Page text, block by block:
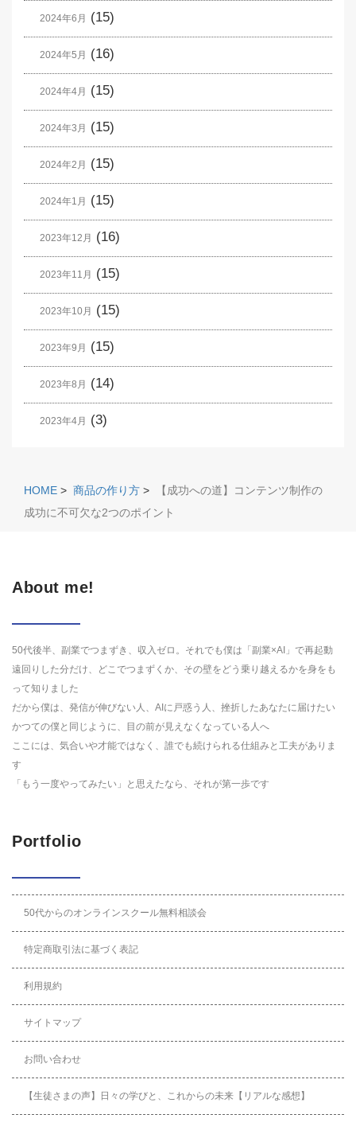
2024年6月 (15)
2024年5月 (16)
2024年4月 (15)
2024年3月 (15)
2024年2月 (15)
2024年1月 (15)
2023年12月 (16)
2023年11月 (15)
2023年10月 (15)
2023年9月 (15)
2023年8月 (14)
2023年4月 (3)
HOME > 商品の作り方 >
【成功への道】コンテンツ制作の
成功に不可欠な2つのポイント
About me!
50代後半、副業でつまずき、収入ゼロ。それでも僕は「副業×AI」で再起動
遠回りした分だけ、どこでつまずくか、その壁をどう乗り越えるかを身をも
って知りました
だから僕は、発信が伸びない人、AIに戸惑う人、挫折したあなたに届けたい
かつての僕と同じように、目の前が見えなくなっている人へ
ここには、気合いや才能ではなく、誰でも続けられる仕組みと工夫がありま
す
「もう一度やってみたい」と思えたなら、それが第一歩です
Portfolio
50代からのオンラインスクール無料相談会
特定商取引法に基づく表記
利用規約
サイトマップ
お問い合わせ
【生徒さまの声】日々の学びと、これからの未来【リアルな感想】